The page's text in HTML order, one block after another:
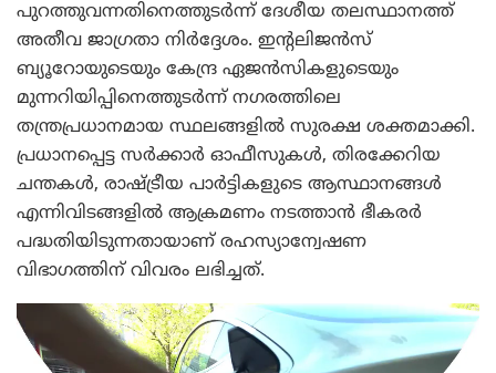
പുറത്തുവന്നതിനെത്തുടർന്ന് ദേശീയ തലസ്ഥാനത്ത്
അതീവ ജാഗ്രതാ നിർദ്ദേശം. ഇൻ്റലിജൻസ്
ബ്യൂറോയുടെയും കേന്ദ്ര ഏജൻസികളുടെയും
മുന്നറിയിപ്പിനെത്തുടർന്ന് നഗരത്തിലെ
തന്ത്രപ്രധാനമായ സ്ഥലങ്ങളിൽ സുരക്ഷ ശക്തമാക്കി.
പ്രധാനപ്പെട്ട സർക്കാർ ഓഫീസുകൾ, തിരക്കേറിയ
ചന്തകൾ, രാഷ്ട്രീയ പാർട്ടികളുടെ ആസ്ഥാനങ്ങൾ
എന്നിവിടങ്ങളിൽ ആക്രമണം നടത്താൻ ഭീകരർ
പദ്ധതിയിടുന്നതായാണ് രഹസ്യാന്വേഷണ
വിഭാഗത്തിന് വിവരം ലഭിച്ചത്.